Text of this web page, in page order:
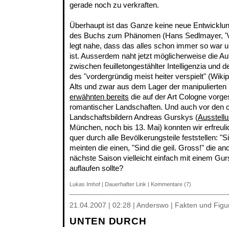
gerade noch zu verkraften.
Überhaupt ist das Ganze keine neue
des Buchs zum Phänomen (Hans Sedlmayer,
legt nahe, dass das alles schon immer so war
ist. Ausserdem naht jetzt möglicherweise die
zwischen feuilletongestählter Intelligenzia und
des "vordergründig meist heiter verspielt"
Alts und zwar aus dem Lager der manipulierten
erwähnten bereits die auf der Art Cologne
romantischer Landschaften. Und auch vor den
Landschaftsbildern Andreas Gurskys (
München, noch bis 13. Mai) konnten wir
quer durch alle Bevölkerungsteile feststellen:
meinten die einen, "Sind die geil. Gross!" die
nächste Saison vielleicht einfach mit einem
auflaufen sollte?
Lukas Imhof | Dauerhafter Link | Kommentare (7)
21.04.2007 | 02:28 | Anderswo | Fakten und
UNTEN DURCH